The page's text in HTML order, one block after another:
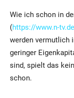
Wie ich schon in
(https://www.n-
werden vermutlich
geringer
sind, spielt das
schon.